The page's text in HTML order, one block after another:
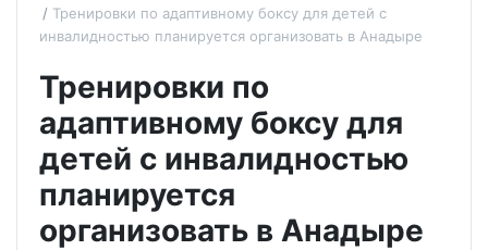
Тренировки по адаптивному боксу для детей с
инвалидностью планируется организовать в Анадыре
Тренировки по
адаптивному боксу для
детей с инвалидностью
планируется
организовать в Анадыре